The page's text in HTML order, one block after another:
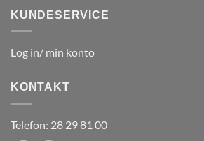
KUNDESERVICE
Log in/ min konto
KONTAKT
Telefon: 28 29 81 00